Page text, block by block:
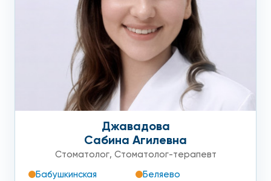
Джавадова
Сабина Агилевна
Стоматолог, Стоматолог-терапевт
Бабушкинская
Беляево